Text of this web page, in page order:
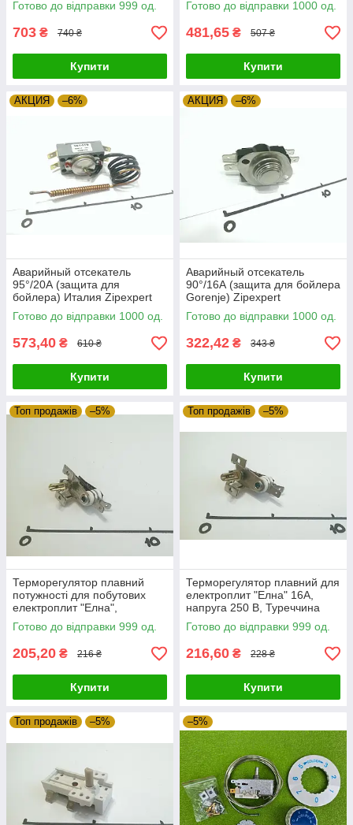
T120 / 250V Угорщина
Zipexpert
Готово до відправки 999 од.
703 ₴ 740 ₴
Купити
Готово до відправки 1000 од.
481,65 ₴ 507 ₴
Купити
АКЦИЯ –6%
Аварийный отсекатель
95°/20А (защита для
бойлера) Италия Zipexpert
Готово до відправки 1000 од.
573,40 ₴ 610 ₴
Купити
АКЦИЯ –6%
Аварийный отсекатель
90°/16А (защита для бойлера
Gorenje) Zipexpert
Готово до відправки 1000 од.
322,42 ₴ 343 ₴
Купити
Топ продажів –5%
Терморегулятор плавний
потужності для побутових
електроплит "Елна",
Туреччина Zipexpert
Готово до відправки 999 од.
205,20 ₴ 216 ₴
Купити
Топ продажів –5%
Терморегулятор плавний для
електроплит "Елна" 16А,
напруга 250 В, Туреччина
Zipexpert
Готово до відправки 999 од.
216,60 ₴ 228 ₴
Купити
Топ продажів –5% –5%